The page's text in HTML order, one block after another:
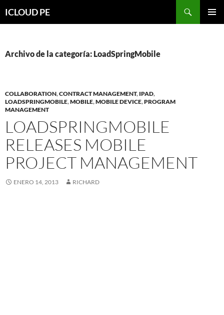
hacia
ICLOUD PE
Archivo de la categoría: LoadSpringMobile
COLLABORATION,CONTRACT MANAGEMENT, IPAD,
LOADSPRINGMOBILE,MOBILE,MOBILE DEVICE,PROGRAM
MANAGEMENT
LOADSPRINGMOBILE
RELEASES MOBILE
PROJECT MANAGEMENT
ENERO 14, 2013 RICHARD